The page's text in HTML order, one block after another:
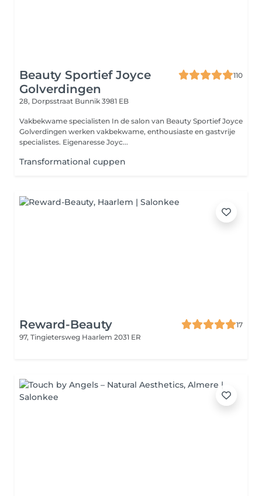
Beauty Sportief Joyce
Golverdingen
110
28, Dorpsstraat Bunnik 3981 EB
Vakbekwame specialisten In de salon van Beauty Sportief Joyce
Golverdingen werken vakbekwame, enthousiaste en gastvrije
specialistes. Eigenaresse Joyc...
Transformational cuppen
Reward-Beauty
17
97, Tingietersweg Haarlem 2031 ER